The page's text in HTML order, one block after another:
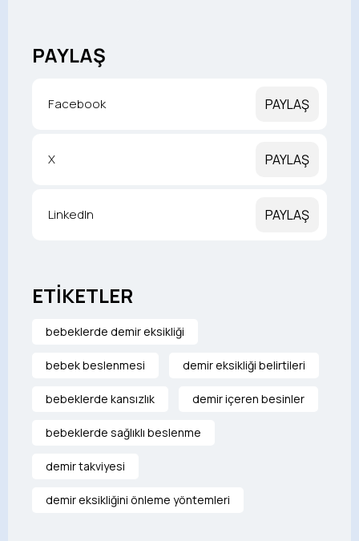
PAYLAŞ
Facebook PAYLAŞ
X PAYLAŞ
LinkedIn PAYLAŞ
ETİKETLER
bebeklerde demir eksikliği
bebek beslenmesi demir eksikliği belirtileri
bebeklerde kansızlık demir içeren besinler
bebeklerde sağlıklı beslenme
demir takviyesi
demir eksikliğini önleme yöntemleri